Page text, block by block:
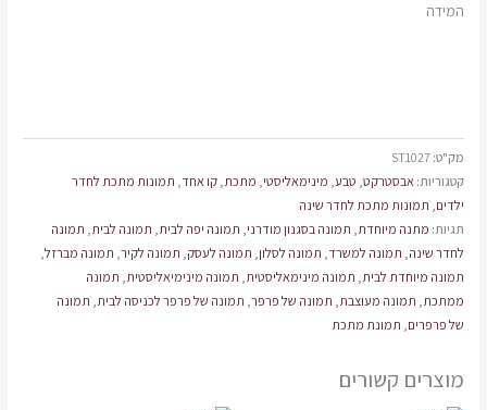
המידה
מק"ט:ST1027
קטגוריות:אבסטרקט, טבע, מינימאליסטי, מתכת,קו אחד, תמונות מתכת לחדר
ילדים, תמונות מתכת לחדר שינה
תגיות: מתנה מיוחדת, תמונה בסגנון מודרני, תמונה יפה לבית, תמונה לבית, תמונה
לחדר שינה, תמונה למשרד, תמונה לסלון, תמונה לעסק, תמונה לקיר, תמונה מברזל,
תמונה מיוחדת לבית, תמונה מינימאליסטית, תמונה מינימיאליסטית, תמונה
ממתכת, תמונה מעוצבת, תמונה של פרפר, תמונה של פרפר לכניסה לבית, תמונה
של פרפרים, תמונת מתכת
מוצרים קשורים